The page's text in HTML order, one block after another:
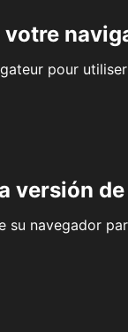
pour
versión
su navegador